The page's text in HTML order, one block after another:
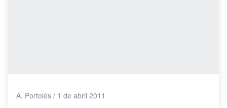
A. Portolés / 1 de abril 2011